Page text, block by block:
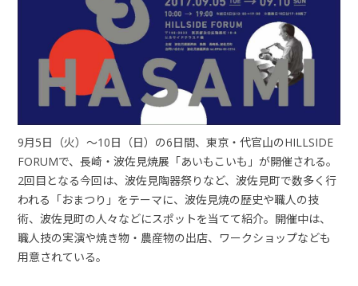
9月5日（火）〜10日（日）の6日間、東京・代官山のHILLSIDE
FORUMで、長崎・波佐見焼展「あいもこいも」が開催される。
2回目となる今回は、波佐見陶器祭りなど、波佐見町で数多く行
われる「おまつり」をテーマに、波佐見焼の歴史や職人の技
術、波佐見町の人々などにスポットを当てて紹介。開催中は、
職人技の実演や焼き物・農産物の出店、ワークショップなども
用意されている。